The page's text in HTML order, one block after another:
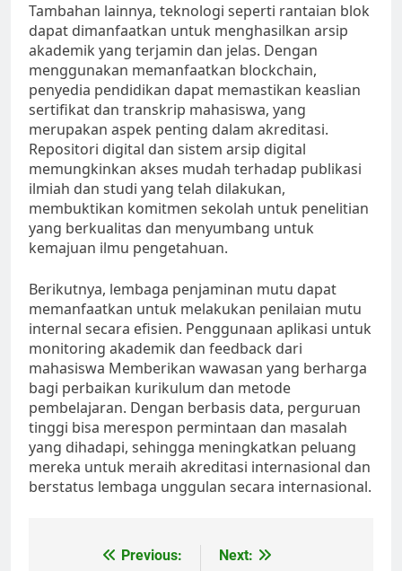
Tambahan lainnya, teknologi seperti rantaian blok
dapat dimanfaatkan untuk menghasilkan arsip
akademik yang terjamin dan jelas. Dengan
menggunakan memanfaatkan blockchain,
penyedia pendidikan dapat memastikan keaslian
sertifikat dan transkrip mahasiswa, yang
merupakan aspek penting dalam akreditasi.
Repositori digital dan sistem arsip digital
memungkinkan akses mudah terhadap publikasi
ilmiah dan studi yang telah dilakukan,
membuktikan komitmen sekolah untuk penelitian
yang berkualitas dan menyumbang untuk
kemajuan ilmu pengetahuan.
Berikutnya, lembaga penjaminan mutu dapat
memanfaatkan untuk melakukan penilaian mutu
internal secara efisien. Penggunaan aplikasi untuk
monitoring akademik dan feedback dari
mahasiswa Memberikan wawasan yang berharga
bagi perbaikan kurikulum dan metode
pembelajaran. Dengan berbasis data, perguruan
tinggi bisa merespon permintaan dan masalah
yang dihadapi, sehingga meningkatkan peluang
mereka untuk meraih akreditasi internasional dan
berstatus lembaga unggulan secara internasional.
Previous: Next: